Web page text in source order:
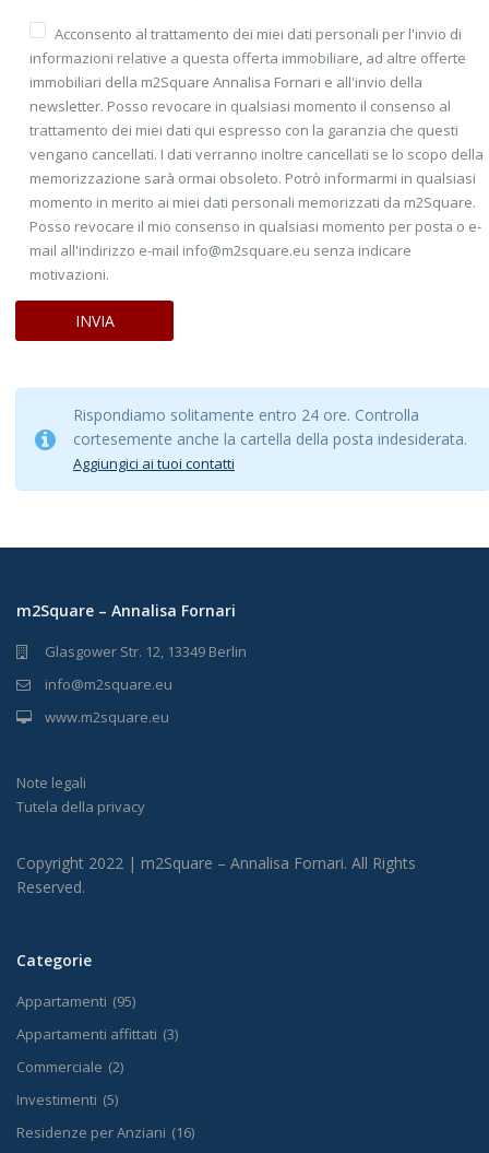
Acconsento al trattamento dei miei dati personali per l'invio di
informazioni relative a questa offerta immobiliare, ad altre offerte
immobiliari della m2Square Annalisa Fornari e all'invio della
newsletter. Posso revocare in qualsiasi momento il consenso al
trattamento dei miei dati qui espresso con la garanzia che questi
vengano cancellati. I dati verranno inoltre cancellati se lo scopo della
memorizzazione sarà ormai obsoleto. Potrò informarmi in qualsiasi
momento in merito ai miei dati personali memorizzati da m2Square.
Posso revocare il mio consenso in qualsiasi momento per posta o e-
mail all'indirizzo e-mail info@m2square.eu senza indicare
motivazioni.
Rispondiamo solitamente entro 24 ore. Controlla
cortesemente anche la cartella della posta indesiderata.
Aggiungici ai tuoi contatti
m2Square – Annalisa Fornari
Glasgower Str. 12, 13349 Berlin
info@m2square.eu
www.m2square.eu
Note legali
Tutela della privacy
Copyright 2022 | m2Square – Annalisa Fornari. All Rights
Reserved.
Categorie
Appartamenti (95)
Appartamenti affittati (3)
Commerciale (2)
Investimenti (5)
Residenze per Anziani (16)